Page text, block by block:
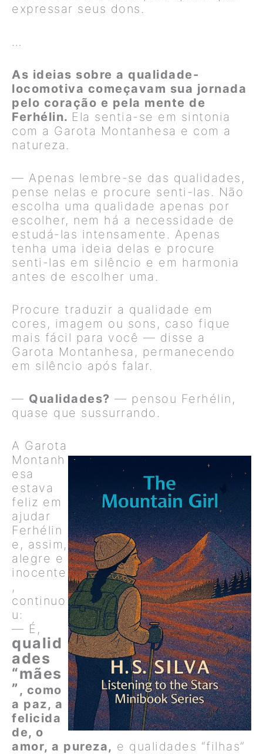
expressar seus dons.
…
As ideias sobre a qualidade-
locomotiva começavam sua jornada
pelo coração e pela mente de
Ferhélin. Ela sentia-se em sintonia
com a Garota Montanhesa e com a
natureza.
— Apenas lembre-se das qualidades,
pense nelas e procure senti-las. Não
escolha uma qualidade apenas por
escolher, nem há a necessidade de
estudá-las intensamente. Apenas
tenha uma ideia delas e procure
senti-las em silêncio e em harmonia
antes de escolher uma.
Procure traduzir a qualidade em
cores, imagem ou sons, caso fique
mais fácil para você — disse a
Garota Montanhesa, permanecendo
em silêncio após falar.
— Qualidades? — pensou Ferhélin,
quase que sussurrando.
A Garota
Montanh
esa
estava
feliz em
ajudar
Ferhélin
e, assim,
alegre e
inocente
,
continuo
u:
— É,
qualid
ades
“mães
” , como
a paz, a
felicida
de, o
amor, a pureza, e qualidades “filhas”